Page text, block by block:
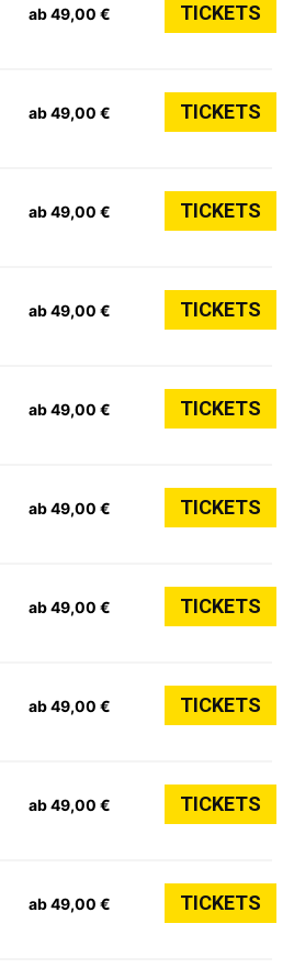
ab 49,00 € TICKETS
ab 49,00 € TICKETS
ab 49,00 € TICKETS
ab 49,00 € TICKETS
ab 49,00 € TICKETS
ab 49,00 € TICKETS
ab 49,00 € TICKETS
ab 49,00 € TICKETS
ab 49,00 € TICKETS
ab 49,00 € TICKETS